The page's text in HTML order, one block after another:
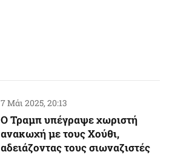
7 Μάι 2025, 20:13
Ο Τραμπ υπέγραψε χωριστή
ανακωχή με τους Χούθι,
αδειάζοντας τους σιωναζιστές